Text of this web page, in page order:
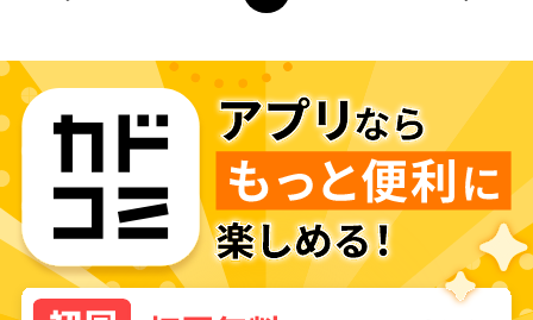
ページ
へ